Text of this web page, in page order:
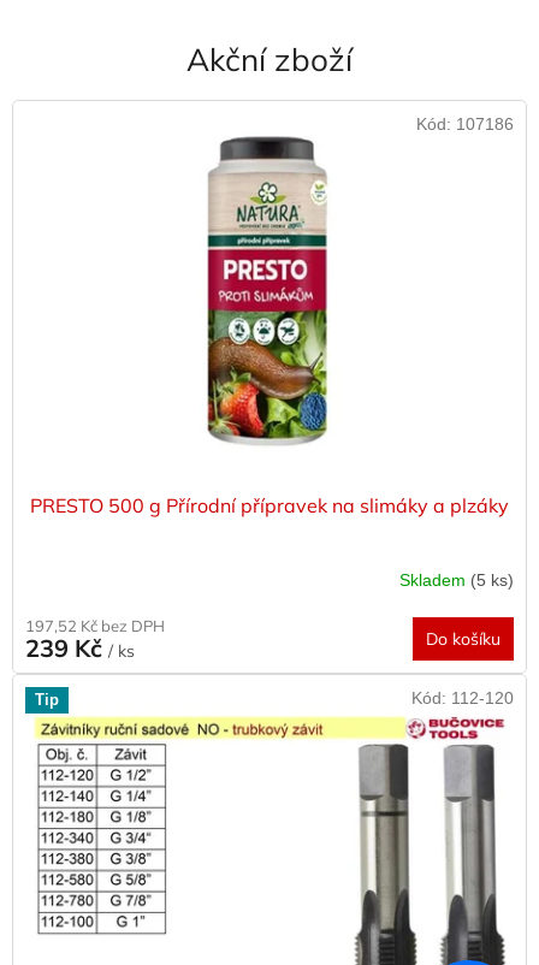
Akční zboží
PRESTO 500 g Přírodní přípravek na slimáky a plzáky
Skladem (5 ks)
197,52 Kč bez DPH
239 Kč / ks
Do košíku
Kód: 107186
Tip Kód: 112-120